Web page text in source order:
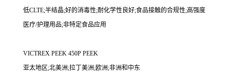
低CLTE;半结晶;好的消毒性;耐化学性良好;食品接触的合规性;高强度
医疗/护理用品;非特定食品应用
VICTREX PEEK 450P PEEK
亚太地区;北美洲;拉丁美洲;欧洲;非洲和中东